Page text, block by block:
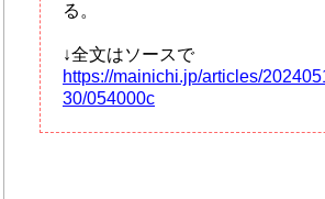
る。
↓全文はソースで
https://mainichi.jp/articles/
30/054000c